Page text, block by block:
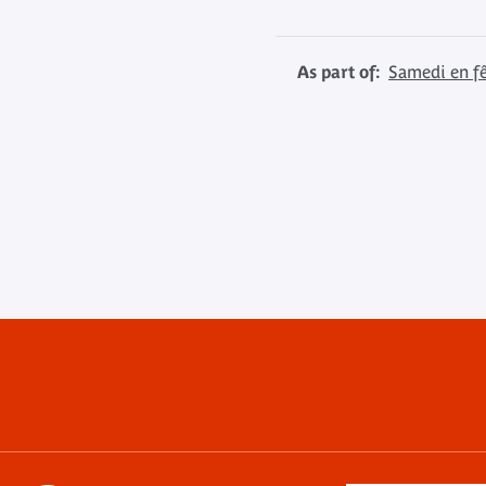
As part of: Samedi en